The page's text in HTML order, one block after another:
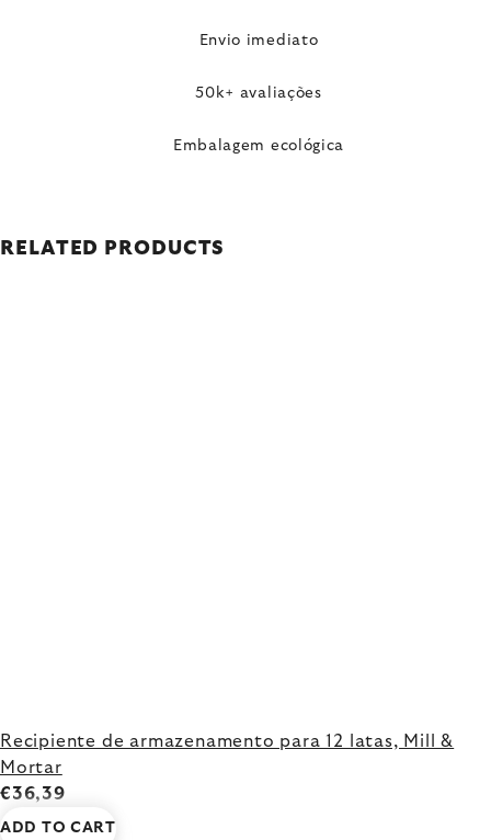
Envio imediato
50k+ avaliações
Embalagem ecológica
RELATED PRODUCTS
Recipiente de armazenamento para 12 latas, Mill &
Mortar
€36,39
ADD TO CART